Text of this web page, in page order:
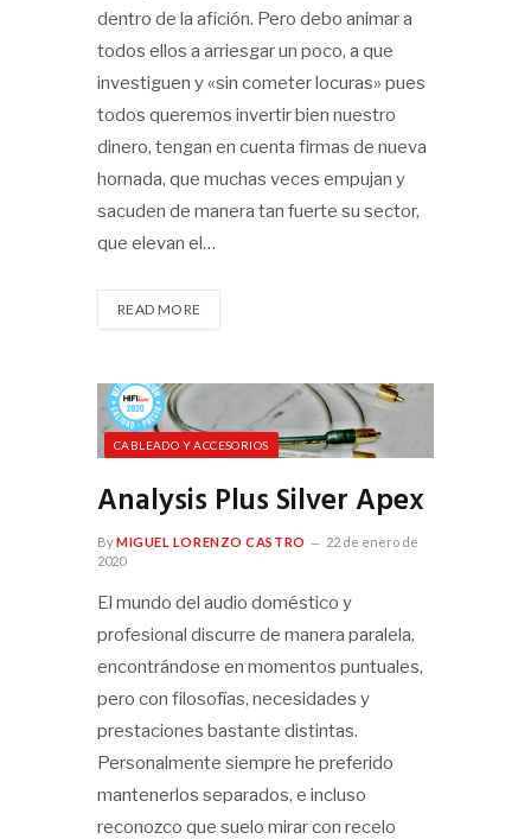
dentro de la afición. Pero debo animar a
todos ellos a arriesgar un poco, a que
investiguen y «sin cometer locuras» pues
todos queremos invertir bien nuestro
dinero, tengan en cuenta firmas de nueva
hornada, que muchas veces empujan y
sacuden de manera tan fuerte su sector,
que elevan el…
READ MORE
CABLEADO Y ACCESORIOS
Analysis Plus Silver Apex
ByMIGUEL LORENZO CASTRO
22 de enero de
2020
El mundo del audio doméstico y
profesional discurre de manera paralela,
encontrándose en momentos puntuales,
pero con filosofías, necesidades y
prestaciones bastante distintas.
Personalmente siempre he preferido
mantenerlos separados, e incluso
reconozco que suelo mirar con recelo